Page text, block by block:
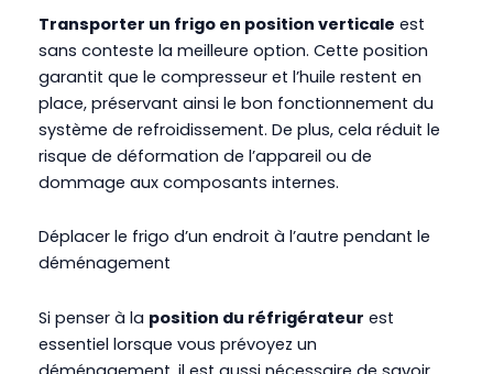
Transporter un frigo en position verticale est
sans conteste la meilleure option. Cette position
garantit que le compresseur et l’huile restent en
place, préservant ainsi le bon fonctionnement du
système de refroidissement. De plus, cela réduit le
risque de déformation de l’appareil ou de
dommage aux composants internes.
Déplacer le frigo d’un endroit à l’autre pendant le
déménagement
Si penser à la position du réfrigérateur est
essentiel lorsque vous prévoyez un